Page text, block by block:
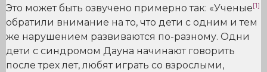
Это может быть озвучено примерно так: «Ученые[1]
обратили внимание на то, что дети с одним и тем
же нарушением развиваются по-разному. Одни
дети с синдромом Дауна начинают говорить
после трех лет, любят играть со взрослыми,